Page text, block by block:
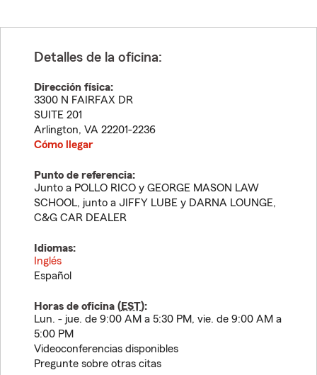
Detalles de la oficina:
Dirección física:
3300 N FAIRFAX DR
SUITE 201
Arlington, VA 22201-2236
Cómo llegar
Punto de referencia:
Junto a POLLO RICO y GEORGE MASON LAW
SCHOOL, junto a JIFFY LUBE y DARNA LOUNGE,
C&G CAR DEALER
Idiomas:
Inglés
Español
Horas de oficina (EST):
Lun. - jue. de 9:00 AM a 5:30 PM, vie. de 9:00 AM a
5:00 PM
Videoconferencias disponibles
Pregunte sobre otras citas